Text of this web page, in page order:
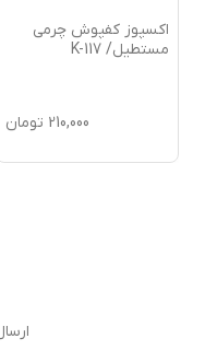
اکسپوز کفپوش چرمی
مستطیل/ K-117
210,000 تومان